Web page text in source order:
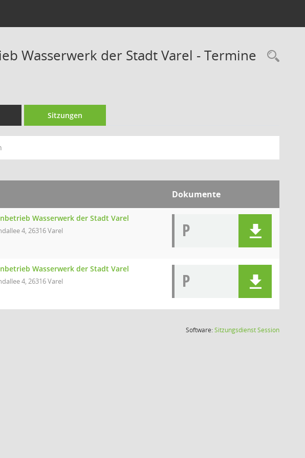
Wasserwerk der Stadt Varel - Termine
Sitzungen
Dokumente
Wasserwerk der Stadt Varel
4, 26316 Varel P
Wasserwerk der Stadt Varel
4, 26316 Varel P
Software:SitzungsdienstSession(Wird in